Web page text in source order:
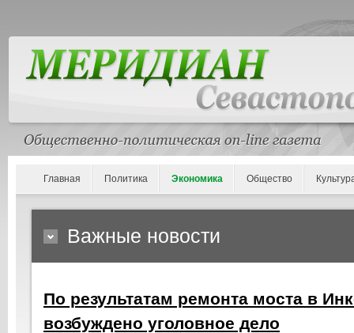
Главная Политика Экономика Общество
Важные новости
По результатам ремонта моста в
возбуждено уголовное дело